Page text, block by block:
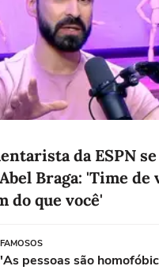
da ESPN
Braga: 'Time de
do que você'
FAMOSOS
'As pessoas são